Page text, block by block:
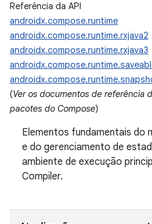
Referência da API
androidx.compose.runtime
androidx.compose.runtime.rxjava2
androidx.compose.runtime.rxjava3
(Ver os documentos de referência
pacotes do Compose)
Elementos fundamentais do
e do gerenciamento de
ambiente de execução
Compiler.